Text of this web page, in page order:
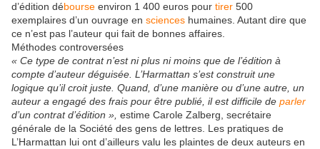
d’édition débourse environ 1 400 euros pour tirer 500
exemplaires d’un ouvrage en sciences humaines. Autant dire que
ce n’est pas l’auteur qui fait de bonnes affaires.
Méthodes controversées
« Ce type de contrat n’est ni plus ni moins que de l’édition à
compte d’auteur déguisée. L’Harmattan s’est construit une
logique qu’il croit juste. Quand, d’une manière ou d’une autre, un
auteur a engagé des frais pour être publié, il est difficile de parler
d’un contrat d’édition », estime Carole Zalberg, secrétaire
générale de la Société des gens de lettres. Les pratiques de
L’Harmattan lui ont d’ailleurs valu les plaintes de deux auteurs en